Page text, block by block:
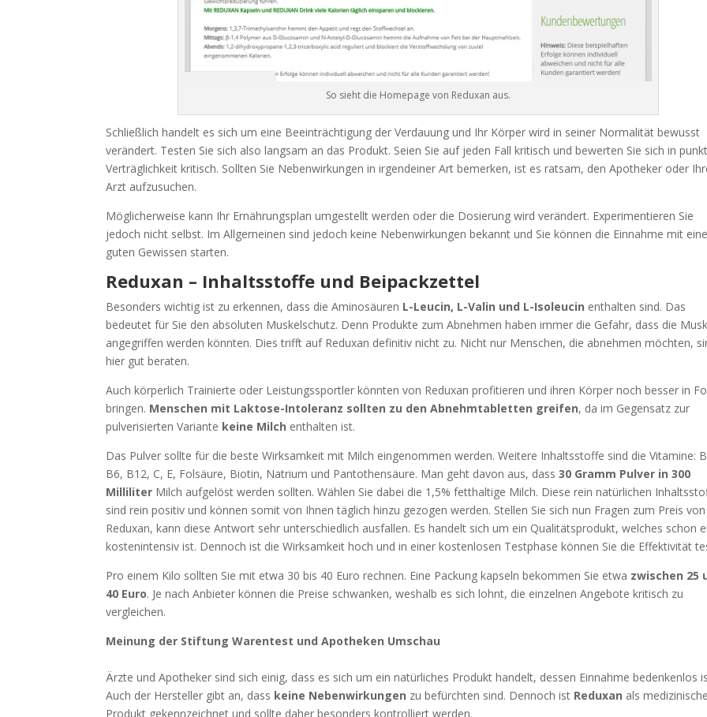
So sieht die Homepage von Reduxan aus.
Schließlich handelt es sich um eine Beeinträchtigung der Verdauung und Ihr Körper wird in seiner Normalität bewusst
verändert. Testen Sie sich also langsam an das Produkt. Seien Sie auf jeden Fall kritisch und bewerten Sie sich in
Verträglichkeit kritisch. Sollten Sie Nebenwirkungen in irgendeiner Art bemerken, ist es ratsam, den Apotheker oder
Arzt aufzusuchen.
Möglicherweise kann Ihr Ernährungsplan umgestellt werden oder die Dosierung wird verändert. Experimentieren Sie
jedoch nicht selbst. Im Allgemeinen sind jedoch keine Nebenwirkungen bekannt und Sie können die Einnahme mit
guten Gewissen starten.
Reduxan – Inhaltsstoffe und Beipackzettel
Besonders wichtig ist zu erkennen, dass die Aminosäuren L-Leucin, L-Valin und L-Isoleucin enthalten sind. Das
bedeutet für Sie den absoluten Muskelschutz. Denn Produkte zum Abnehmen haben immer die Gefahr, dass die
angegriffen werden könnten. Dies trifft auf Reduxan definitiv nicht zu. Nicht nur Menschen, die abnehmen möchten,
hier gut beraten.
Auch körperlich Trainierte oder Leistungssportler könnten von Reduxan profitieren und ihren Körper noch besser in
bringen. Menschen mit Laktose-Intoleranz sollten zu den Abnehmtabletten greifen, da im Gegensatz zur
pulverisierten Variante keine Milch enthalten ist.
Das Pulver sollte für die beste Wirksamkeit mit Milch eingenommen werden. Weitere Inhaltsstoffe sind die Vitamine:
B6, B12, C, E, Folsäure, Biotin, Natrium und Pantothensäure. Man geht davon aus, dass30 Gramm Pulver in 300
Milliliter Milch aufgelöst werden sollten. Wählen Sie dabei die 1,5% fetthaltige Milch. Diese rein natürlichen
sind rein positiv und können somit von Ihnen täglich hinzu gezogen werden. Stellen Sie sich nun Fragen zum Preis von
Reduxan, kann diese Antwort sehr unterschiedlich ausfallen. Es handelt sich um ein Qualitätsprodukt, welches schon
kostenintensiv ist. Dennoch ist die Wirksamkeit hoch und in einer kostenlosen Testphase können Sie die Effektivität
Pro einem Kilo sollten Sie mit etwa 30 bis 40 Euro rechnen. Eine Packung kapseln bekommen Sie etwa zwischen 25
40 Euro. Je nach Anbieter können die Preise schwanken, weshalb es sich lohnt, die einzelnen Angebote kritisch zu
vergleichen.
Meinung der Stiftung Warentest und Apotheken Umschau
Ärzte und Apotheker sind sich einig, dass es sich um ein natürliches Produkt handelt, dessen Einnahme bedenkenlos
Auch der Hersteller gibt an, dass keine Nebenwirkungen zu befürchten sind. Dennoch ist Reduxan als
Produkt gekennzeichnet und sollte daher besonders kontrolliert werden.